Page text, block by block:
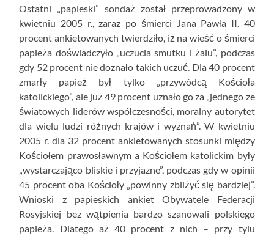
Ostatni „papieski” sondaż został przeprowadzony w
kwietniu 2005 r., zaraz po śmierci Jana Pawła II. 40
procent ankietowanych twierdziło, iż na wieść o śmierci
papieża doświadczyło „uczucia smutku i żalu”, podczas
gdy 52 procent nie doznało takich uczuć. Dla 40 procent
zmarły papież był tylko „przywódcą Kościoła
katolickiego”, ale już 49 procent uznało go za „jednego ze
światowych liderów współczesności, moralny autorytet
dla wielu ludzi różnych krajów i wyznań”. W kwietniu
2005 r. dla 32 procent ankietowanych stosunki między
Kościołem prawosławnym a Kościołem katolickim były
„wystarczająco bliskie i przyjazne”, podczas gdy w opinii
45 procent oba Kościoły „powinny zbliżyć się bardziej”.
Wnioski z papieskich ankiet Obywatele Federacji
Rosyjskiej bez wątpienia bardzo szanowali polskiego
papieża. Dlatego aż 40 procent z nich – przy tylu